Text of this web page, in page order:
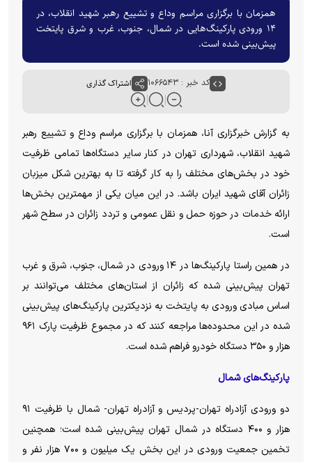
همزمان با برگزاری مراسم وداع و تشییع رهبر شهید انقلاب، در
۱۴ ورودی پارکینگ‌هایی در شمال، جنوب، غرب و شرق پایتخت
پیش‌بینی شده است.
کد خبر : ۱۰۶۶۵۴۳ اشتراک گذاری
به گزارش خبرگزاری آنا، همزمان با برگزاری مراسم وداع و تشییع رهبر
شهید انقلاب، شهرداری تهران در کنار سایر دستگاه‌ها تمامی ظرفیت
خود در بخش‌های مختلف را به کار گرفته تا به بهترین شکل میزبان
زائران آقای شهید ایران باشد. در این میان یکی از مهمترین بخش‌ها
ارائه خدمات در حوزه حمل و نقل عمومی و تردد زائران در سطح شهر
است.
در همین راستا پارکینگ‌ها در ۱۴ ورودی در شمال، جنوب، شرق و غرب
تهران پیش‌بینی شده که زائران از استان‌های مختلف می‌توانند بر
اساس مبادی ورودی به پایتخت به نزدیکترین پارکینگ‌های پیش‌بینی
شده در این محدوده‌ها مراجعه کنند که در مجموع ظرفیت پارک ۹۶۱
هزار و ۳۵۰ دستگاه خودرو فراهم شده است.
پارکینگ‌های شمال
دو ورودی آزادراه تهران-پردیس و آزادراه تهران- شمال با ظرفیت ۹۱
هزار و ۴۰۰ دستگاه در شمال تهران پیش‌بینی شده است؛ همچنین
تخمین جمعیت ورودی در این بخش یک میلیون و ۷۰۰ هزار نفر و